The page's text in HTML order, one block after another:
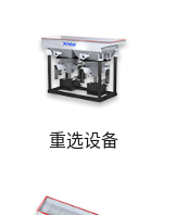
重选设备